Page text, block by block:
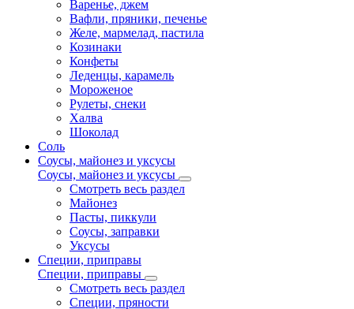
Варенье, джем
Вафли, пряники, печенье
Желе, мармелад, пастила
Козинаки
Конфеты
Леденцы, карамель
Мороженое
Рулеты, снеки
Халва
Шоколад
Соль
Соусы, майонез и уксусы
Соусы, майонез и уксусы
Смотреть весь раздел
Майонез
Пасты, пиккули
Соусы, заправки
Уксусы
Специи, приправы
Специи, приправы
Смотреть весь раздел
Специи, пряности